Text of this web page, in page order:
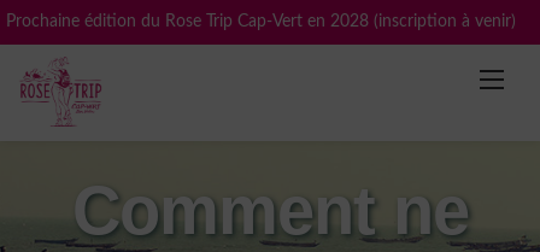
Prochaine édition du Rose Trip Cap-Vert en 2028 (inscription à venir)
Skip
content
Comment ne